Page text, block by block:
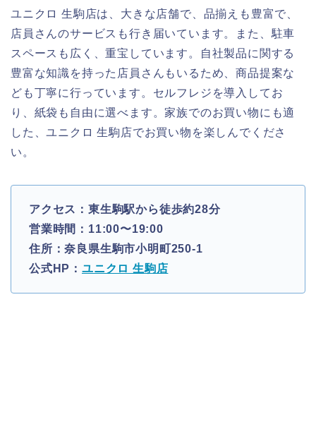
ユニクロ 生駒店は、大きな店舗で、品揃えも豊富で、
店員さんのサービスも行き届いています。また、駐車
スペースも広く、重宝しています。自社製品に関する
豊富な知識を持った店員さんもいるため、商品提案な
ども丁寧に行っています。セルフレジを導入してお
り、紙袋も自由に選べます。家族でのお買い物にも適
した、ユニクロ 生駒店でお買い物を楽しんでくださ
い。
アクセス：東生駒駅から徒歩約28分
営業時間：11:00〜19:00
住所：奈良県生駒市小明町250-1
公式HP： ユニクロ 生駒店